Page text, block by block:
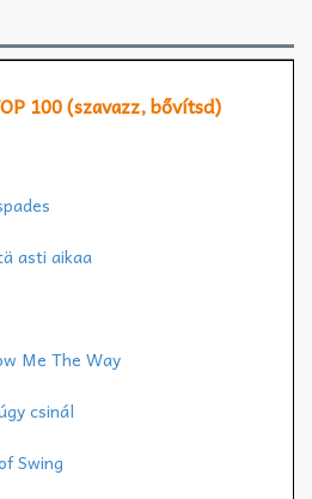
100 (szavazz, bővítsd)
asti aikaa
Me The Way
csinál
Swing